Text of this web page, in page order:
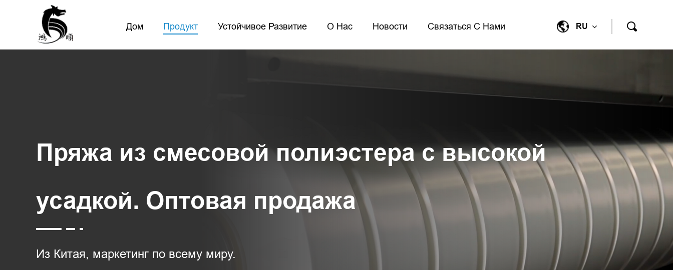
Дом Продукт Устойчивое Развитие О Нас Новости Связаться С Нами RU
Пряжа из смесовой полиэстера с высокой
усадкой. Оптовая продажа
Из Китая, маркетинг по всему миру.